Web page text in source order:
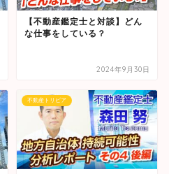
【不動産鑑定士と対談】どん
な仕事をしている？
2024年9月30日
不動産トリビア